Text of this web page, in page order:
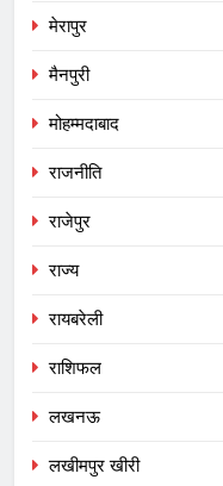
मेरापुर
मैनपुरी
मोहम्मदाबाद
राजनीति
राजेपुर
राज्य
रायबरेली
राशिफल
लखनऊ
लखीमपुर खीरी